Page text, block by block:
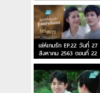
เล่ห์เกมรัก EP.22 วันที่ 27
สิงหาคม 2563 ตอนที่ 22